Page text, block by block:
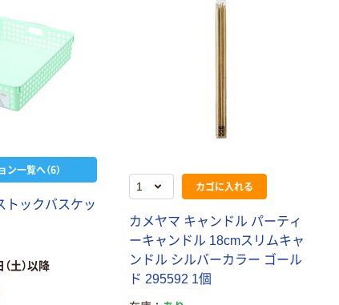
一覧へ（6）
トックバスケッ
土）以降
カゴに入れる
カメヤマ キャンドル パーティ
ーキャンドル 18cmスリムキャ
ンドル シルバーカラー ゴール
ド 295592 1個